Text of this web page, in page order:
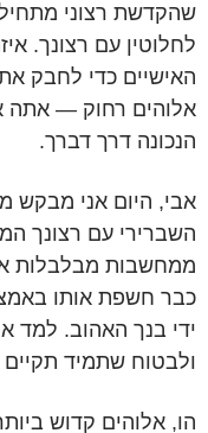
שהקדשת רצוני
לחלוטין עם רצונך.
האישיים כדי לחבק
אלוהים רחוק — אתה
הנכונה דרך דברך.
אבי, היום אני מבקש
השברירי עם רצונך
ממחשבות מבלבלות או
כבר חשפת אותו
ידי בנך האהוב. למד
ולבטוח שתמיד
הו, אלוהים קדוש